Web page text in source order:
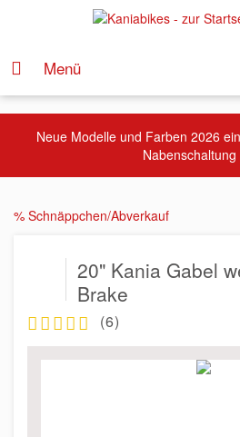
Menü
Neue Modelle und Farben 2026
Nabenschaltung
% Schnäppchen/Abverkauf
20" Kania Gabel
Brake
(6)